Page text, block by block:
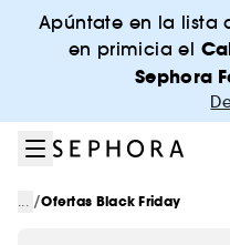
Ir al menú
Ir al contenido
Ir al pie de página
Apúntate en la lista
en primicia el
Sephora
... /Ofertas Black Friday